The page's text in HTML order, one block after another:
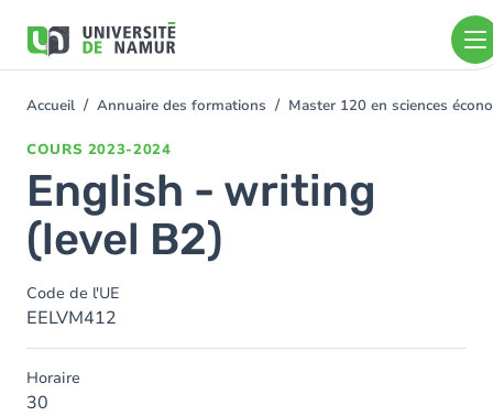
contenu
You
Accueil Annuaire des formations Master 120 en sciences
COURS 2023-2024
English - writing
(level B2)
Code de l'UE
EELVM412
Horaire
30